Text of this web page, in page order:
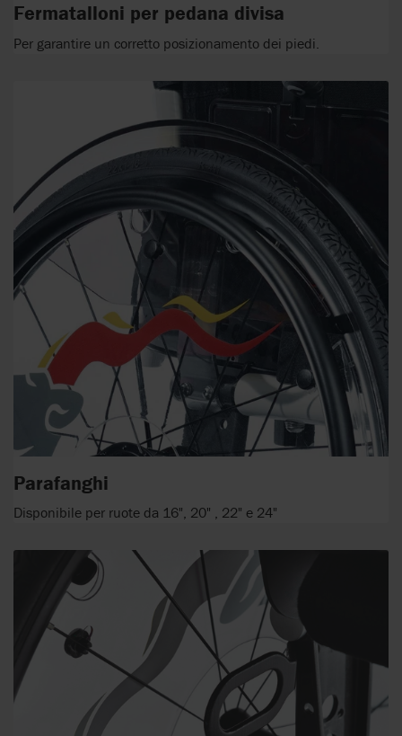
Fermatalloni per pedana divisa
Per garantire un corretto posizionamento dei piedi.
Parafanghi
Disponibile per ruote da 16", 20" , 22" e 24"